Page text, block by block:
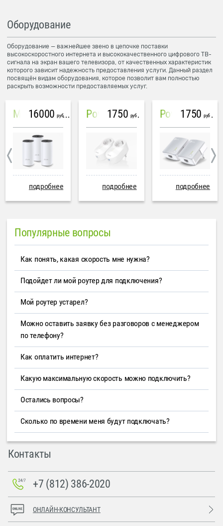
Оборудование
Оборудование — важнейшее звено в цепочке поставки
высокоскоростного интернета и высококачественного цифрового ТВ-
сигнала на экран вашего телевизора, от качественных характеристик
которого зависит надежность предоставления услуги. Данный раздел
посвящён видам оборудования, которое позволит вам полностью
раскрыть возможности предоставляемых услуг.
Mesh система TP-Link Deco M4 (3 устройства)
16000 руб
подробнее
PowerLine Tenda PH6
1750 руб
подробнее
PowerLine TP-Link AV600
1750 руб
подробнее
Популярные вопросы
Как понять, какая скорость мне нужна?
Подойдет ли мой роутер для подключения?
Мой роутер устарел?
Можно оставить заявку без разговоров с менеджером
по телефону?
Как оплатить интернет?
Какую максимальную скорость можно подключить?
Остались вопросы?
Сколько по времени меня будут подключать?
Контакты
+7 (812) 386-2020
ОНЛАЙН-КОНСУЛЬТАНТ